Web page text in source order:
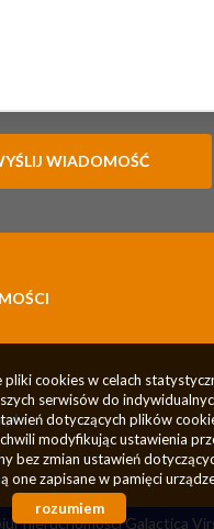
nieruchomościGalactica
cookies w celach
serwisów do
dotyczących plików
modyfikując ustawienia
bez zmian ustawień
one zapisane w pamięci
rozumiem